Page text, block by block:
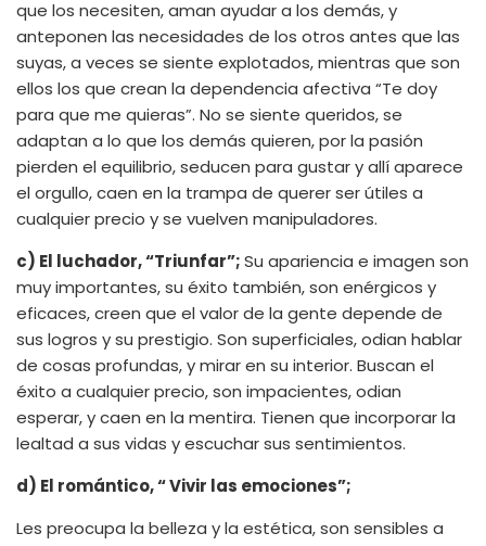
que los necesiten, aman ayudar a los demás, y
anteponen las necesidades de los otros antes que las
suyas, a veces se siente explotados, mientras que son
ellos los que crean la dependencia afectiva “Te doy
para que me quieras”. No se siente queridos, se
adaptan a lo que los demás quieren, por la pasión
pierden el equilibrio, seducen para gustar y allí aparece
el orgullo, caen en la trampa de querer ser útiles a
cualquier precio y se vuelven manipuladores.
c) El luchador, “Triunfar”;Su apariencia e imagen son
muy importantes, su éxito también, son enérgicos y
eficaces, creen que el valor de la gente depende de
sus logros y su prestigio. Son superficiales, odian hablar
de cosas profundas, y mirar en su interior. Buscan el
éxito a cualquier precio, son impacientes, odian
esperar, y caen en la mentira. Tienen que incorporar la
lealtad a sus vidas y escuchar sus sentimientos.
d) El romántico, “ Vivir las emociones”;
Les preocupa la belleza y la estética, son sensibles a